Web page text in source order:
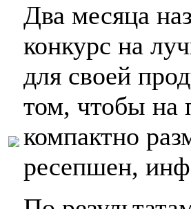
Два месяца
конкурс на
для своей
том, чтобы на
компактно
ресепшен,